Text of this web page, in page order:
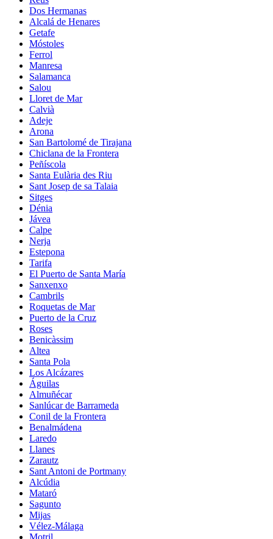
Dos Hermanas
Alcalá de Henares
Getafe
Móstoles
Ferrol
Manresa
Salamanca
Salou
Lloret de Mar
Calvià
Adeje
Arona
San Bartolomé de Tirajana
Chiclana de la Frontera
Peñíscola
Santa Eulària des Riu
Sant Josep de sa Talaia
Sitges
Dénia
Jávea
Calpe
Nerja
Estepona
Tarifa
El Puerto de Santa María
Sanxenxo
Cambrils
Roquetas de Mar
Puerto de la Cruz
Roses
Benicàssim
Altea
Santa Pola
Los Alcázares
Águilas
Almuñécar
Sanlúcar de Barrameda
Conil de la Frontera
Benalmádena
Laredo
Llanes
Zarautz
Sant Antoni de Portmany
Alcúdia
Mataró
Sagunto
Mijas
Vélez-Málaga
Motril